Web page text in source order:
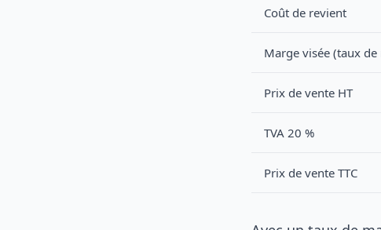
Coût de revient
Marge visée (taux
Prix de vente HT
TVA 20 %
Prix de vente TTC